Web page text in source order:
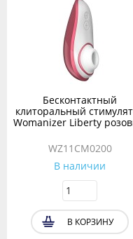
Бесконтактный
клиторальный
Womanizer Liberty
WZ11CM0200
В наличии